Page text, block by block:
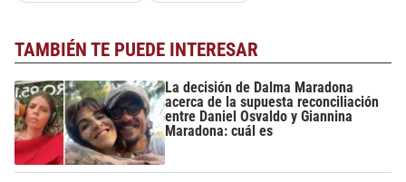
TAMBIÉN TE PUEDE INTERESAR
La decisión de Dalma Maradona
acerca de la supuesta reconciliación
entre Daniel Osvaldo y Giannina
Maradona: cuál es